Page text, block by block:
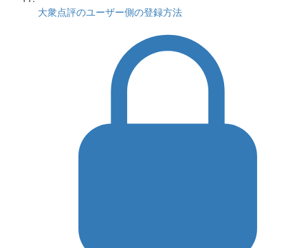
大衆点評のユーザー側の登録方法